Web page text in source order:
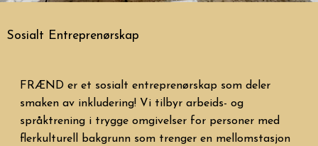
Sosialt Entreprenørskap
FRÆND er et sosialt entreprenørskap som deler
smaken av inkludering! Vi tilbyr arbeids- og
språktrening i trygge omgivelser for personer med
flerkulturell bakgrunn som trenger en mellomstasjon